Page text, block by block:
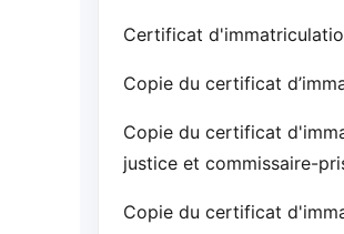
Certificat
Copie du certificat
Copie du certificat
justice et commissaire-
Copie du certificat